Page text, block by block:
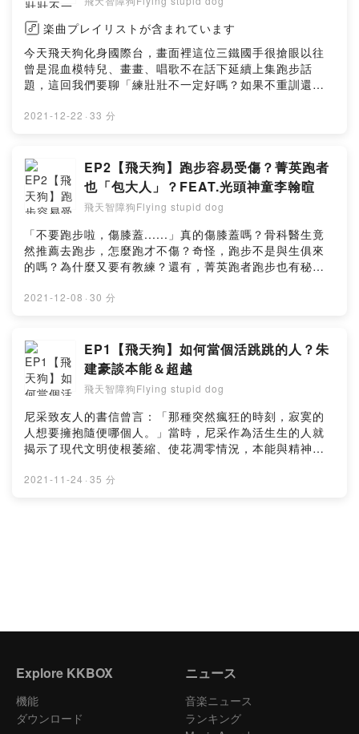
楽曲プレイリストが含まれています
今天飛天狗化身國際台，畫面裡這位三鐵國手很搶眼以往
曾是混血模特兒、畫畫、唱歌不在話下延續上集跑步話
題，這回我們要聊「練壯壯不一定好嗎？如果不重訓還可
們好好聊聊肌力體能、科學訓練這件事！小額贊助支持本
https://open.firstory.me/story/ckx1yqse057lo09123ng
btm1y?m=commentPowered by Firstory Hosting
2021-12-22 · 33 分
EP2【飛天狗】跑步容易受傷？菁英跑者
也「包大人」？FEAT.光頭神童李翰暄
飛天智障狗Flying stupid dog
「不要跑步啦，傷膝蓋......」真的傷膝蓋嗎？骨科醫生竟
然推薦去跑步，怎麼跑才不傷？奇怪，跑步不是與生俱來
的嗎？為什麼又要有教練？還有，菁英跑者跑步也有秘
何準備？邀請到集運動員、教練於一身的「光頭神童」李
你對這一集的想法：
https://open.firstory.me/story/ckwj5uuukc5280b909nl
r1t6z?m=commentPowered by Firstory Hosting
2021-12-08 · 30 分
EP1【飛天狗】如何當個活跳跳的人？朱
建豪談本能＆超越
飛天智障狗Flying stupid dog
尼采致友人的書信曾言：「那種突然瘋狂的時刻，寂寞的
人想要擁抱隨便哪個人。」當時，尼采作為活生生的人就
揭示了現代文明使根萎縮、使花凋零情況，本能與精神雙
尼采哲學為何不知所謂......隨著現代生活的進步，當今的
2021-11-24 · 35 分
Explore KKBOX
機能
ダウンロード
ニュース
音楽ニュース
ランキング